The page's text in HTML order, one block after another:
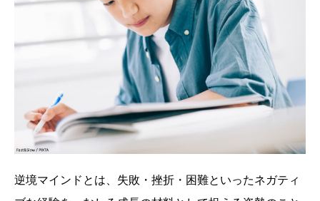
逆境マインドとは、失敗・挫折・困難といったネガティ